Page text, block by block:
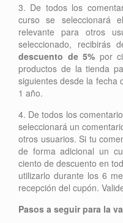
3. De todos los
curso se seleccionará
relevante para otros
seleccionado, recibirás
descuento de 5% por
productos de la tienda
siguientes desde la fecha
1 año.
4. De todos los
seleccionará un
otros usuarios. Si tu
de forma adicional un
ciento de descuento en
utilizarlo durante los 6
recepción del cupón.
Pasos a seguir para la